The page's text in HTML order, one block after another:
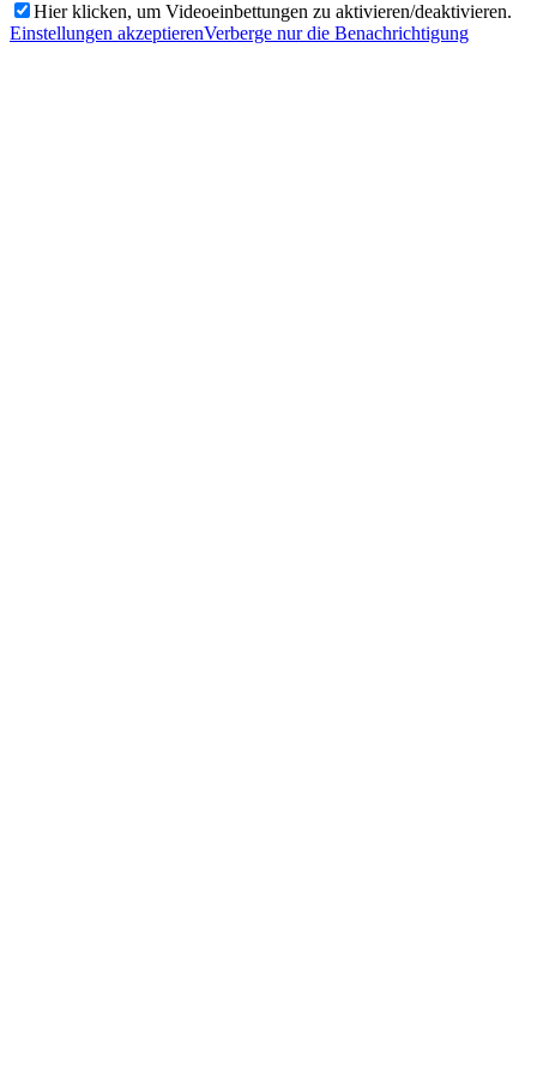
Hier klicken, um Videoeinbettungen zu aktivieren/deaktivieren.
Einstellungen akzeptierenVerberge nur die Benachrichtigung